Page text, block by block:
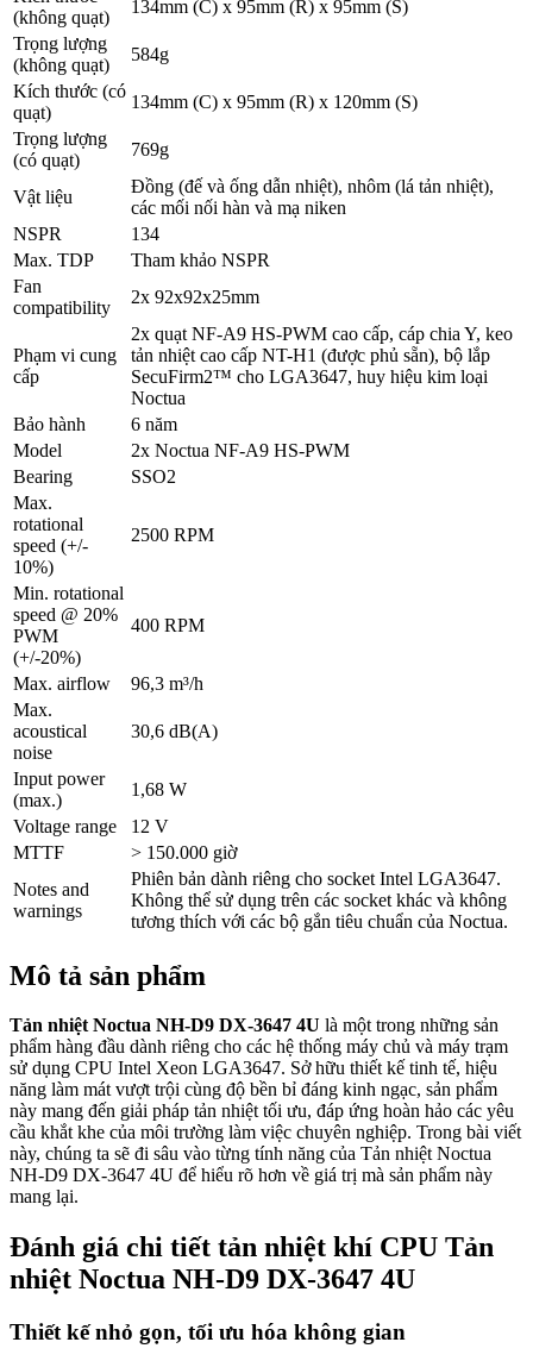
(không quạt)
134mm (C) x 95mm (R) x 95mm (S)
Trọng lượng
(không quạt)
584g
Kích thước (có
quạt)
134mm (C) x 95mm (R) x 120mm (S)
Trọng lượng
(có quạt)
769g
Vật liệu
Đồng (đế và ống dẫn nhiệt), nhôm (lá tản nhiệt),
các mối nối hàn và mạ niken
NSPR
134
Max. TDP
Tham khảo NSPR
Fan
compatibility
2x 92x92x25mm
Phạm vi cung
cấp
2x quạt NF-A9 HS-PWM cao cấp, cáp chia Y, keo
tản nhiệt cao cấp NT-H1 (được phủ sẵn), bộ lắp
SecuFirm2™ cho LGA3647, huy hiệu kim loại
Noctua
Bảo hành
6 năm
Model
2x Noctua NF-A9 HS-PWM
Bearing
SSO2
Max.
rotational
speed (+/-
10%)
2500 RPM
Min. rotational
speed @ 20%
PWM
(+/-20%)
400 RPM
Max. airflow
96,3 m³/h
Max.
acoustical
noise
30,6 dB(A)
Input power
(max.)
1,68 W
Voltage range
12 V
MTTF
> 150.000 giờ
Notes and
warnings
Phiên bản dành riêng cho socket Intel LGA3647.
Không thể sử dụng trên các socket khác và không
tương thích với các bộ gắn tiêu chuẩn của Noctua.
Mô tả sản phẩm
Tản nhiệt Noctua NH-D9 DX-3647 4U là một trong những sản
phẩm hàng đầu dành riêng cho các hệ thống máy chủ và máy trạm
sử dụng CPU Intel Xeon LGA3647. Sở hữu thiết kế tinh tế, hiệu
năng làm mát vượt trội cùng độ bền bỉ đáng kinh ngạc, sản phẩm
này mang đến giải pháp tản nhiệt tối ưu, đáp ứng hoàn hảo các yêu
cầu khắt khe của môi trường làm việc chuyên nghiệp. Trong bài viết
này, chúng ta sẽ đi sâu vào từng tính năng của Tản nhiệt Noctua
NH-D9 DX-3647 4U để hiểu rõ hơn về giá trị mà sản phẩm này
mang lại.
Đánh giá chi tiết tản nhiệt khí CPU Tản
nhiệt Noctua NH-D9 DX-3647 4U
Thiết kế nhỏ gọn, tối ưu hóa không gian